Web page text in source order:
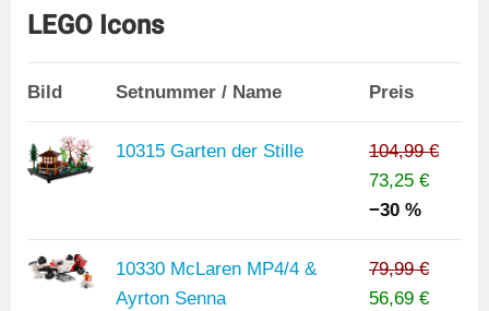
LEGO Icons
Bild Setnummer / Name Preis
10315 Garten der Stille
104,99 €
73,25 €
−30 %
10330 McLaren MP4/4 &
Ayrton Senna
79,99 €
56,69 €